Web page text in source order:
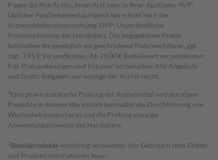
fragen Sie Ihre Ärztin, Ihren Arzt oder in Ihrer Apotheke. AVP:
Üblicher Apothekenverkaufspreis berechnet nach der
Arzneimittelpreisverordnung. UVP: Unverbindliche
Preisempfehlung des Herstellers. Die angegebenen Preise
beinhalten die gesetzlich vorgeschriebene Mehrwertsteuer, ggf.
zzgl. 3,95 € Versandkosten. Ab 29,00 € Bestell­wert versand­kosten­
frei. Preisänderungen und Irrtümer vorbehalten. Alle Angebote
und Gratis-Beigaben nur solange der Vorrat reicht.
1 Eine pharmazeutische Prüfung der Arzneimittel und sonstigen
Produkte in deinem Warenkorb beinhaltet die Durchführung von
Wechselwirkungschecks und die Prüfung etwaiger
Anwendungshinweise des Herstellers.
2Biozidproduktevorsichtig verwenden. Vor Gebrauch stets Etikett
und Produktinformationen lesen.